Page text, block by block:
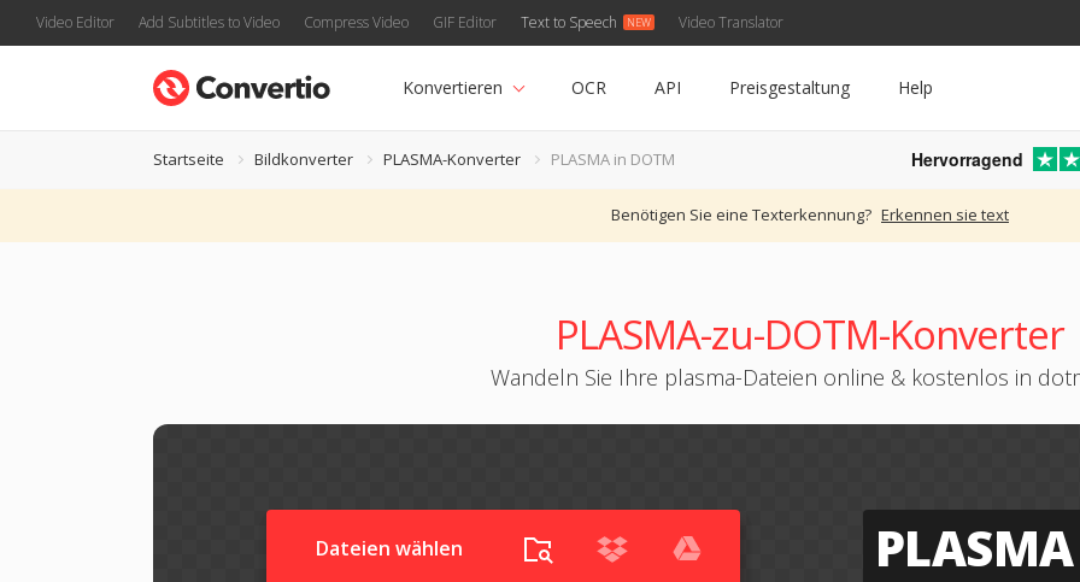
Video Editor Add Subtitles to Video Compress Video GIF Editor Text to Speech Video Translator
Konvertieren OCR API Preisgestaltung Help
Startseite Bildkonverter PLASMA-Konverter PLASMA in DOTM Hervorragend
Benötigen Sie eine Texterkennung? Erkennen sie text
PLASMA-zu-DOTM-Konverter
Wandeln Sie Ihre plasma-Dateien online & kostenlos in
Dateien wählen PLASMA